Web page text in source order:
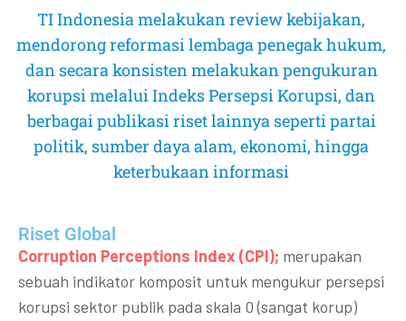
TI Indonesia melakukan review kebijakan,
mendorong reformasi lembaga penegak hukum,
dan secara konsisten melakukan pengukuran
korupsi melalui Indeks Persepsi Korupsi, dan
berbagai publikasi riset lainnya seperti partai
politik, sumber daya alam, ekonomi, hingga
keterbukaan informasi
Riset Global​
Corruption Perceptions Index (CPI); merupakan
sebuah indikator komposit untuk mengukur persepsi
korupsi sektor publik pada skala 0 (sangat korup)